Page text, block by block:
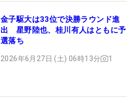
金子駆大は33位で決勝ラウンド進
出 星野陸也、桂川有人はともに予
選落ち
2026年6月27日 (土) 06時13分 1